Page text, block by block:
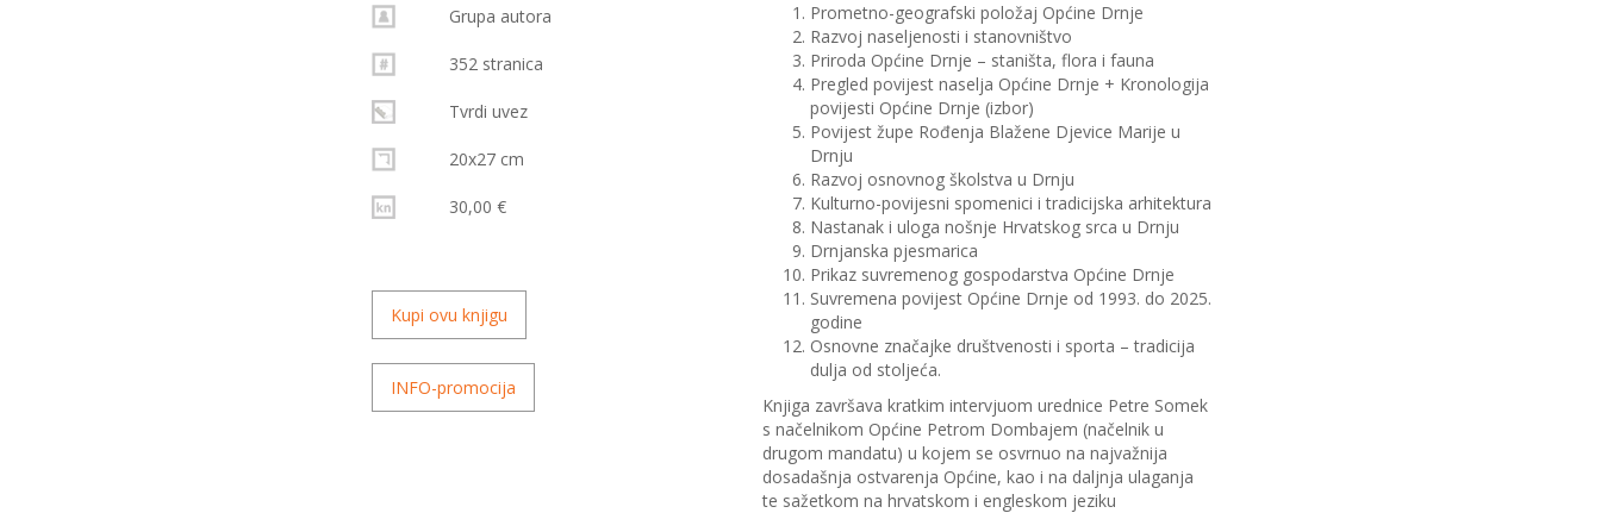
Grupa autora
352 stranica
Tvrdi uvez
20x27 cm
30,00 €
Kupi ovu knjigu
INFO-promocija
Prometno-geografski položaj Općine Drnje
Razvoj naseljenosti i stanovništvo
Priroda Općine Drnje – staništa, flora i fauna
Pregled povijest naselja Općine Drnje + Kronologija
povijesti Općine Drnje (izbor)
Povijest župe Rođenja Blažene Djevice Marije u
Drnju
Razvoj osnovnog školstva u Drnju
Kulturno-povijesni spomenici i tradicijska arhitektura
Nastanak i uloga nošnje Hrvatskog srca u Drnju
Drnjanska pjesmarica
Prikaz suvremenog gospodarstva Općine Drnje
Suvremena povijest Općine Drnje od 1993. do 2025.
godine
Osnovne značajke društvenosti i sporta – tradicija
dulja od stoljeća.
Knjiga završava kratkim intervjuom urednice Petre Somek
s načelnikom Općine Petrom Dombajem (načelnik u
drugom mandatu) u kojem se osvrnuo na najvažnija
dosadašnja ostvarenja Općine, kao i na daljnja ulaganja
te sažetkom na hrvatskom i engleskom jeziku